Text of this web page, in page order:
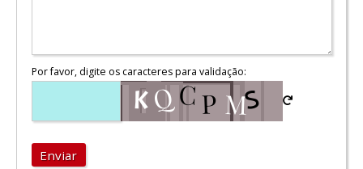
Por favor, digite os caracteres para validação:
Enviar